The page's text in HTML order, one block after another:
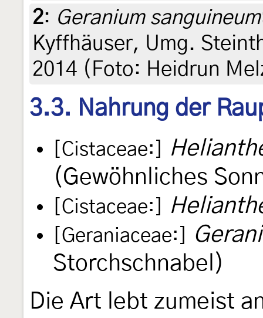
2: Geranium sanguineum
Kyffhäuser, Umg.
2014 (Foto: Heidrun
3.3. Nahrung der
[Cistaceae:]
(Gewöhnliches
[Cistaceae:]
[Geraniaceae:]
Storchschnabel)
Die Art lebt zumeist